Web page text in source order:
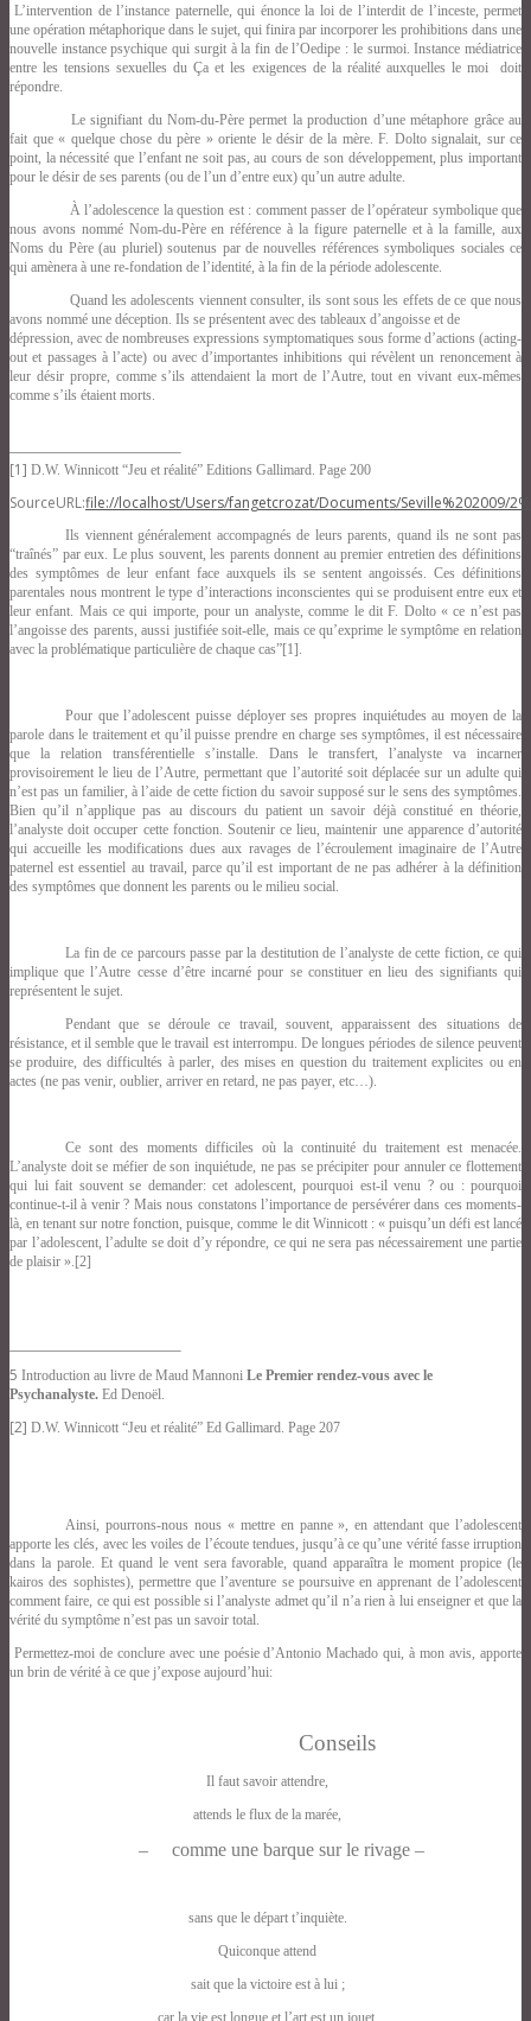
L’intervention de l’instance paternelle, qui énonce la loi de l’interdit de l’inceste, permet
une opération métaphorique dans le sujet, qui finira par incorporer les prohibitions dans une
nouvelle instance psychique qui surgit à la fin de l’Oedipe : le surmoi. Instance médiatrice
entre les tensions sexuelles du Ça et les exigences de la réalité auxquelles le moi doit
répondre.
Le signifiant du Nom-du-Père permet la production d’une métaphore grâce au
fait que « quelque chose du père » oriente le désir de la mère. F. Dolto signalait, sur ce
point, la nécessité que l’enfant ne soit pas, au cours de son développement, plus important
pour le désir de ses parents (ou de l’un d’entre eux) qu’un autre adulte.
À l’adolescence la question est : comment passer de l’opérateur symbolique que
nous avons nommé Nom-du-Père en référence à la figure paternelle et à la famille, aux
Noms du Père (au pluriel) soutenus par de nouvelles références symboliques sociales ce
qui amènera à une re-fondation de l’identité, à la fin de la période adolescente.
Quand les adolescents viennent consulter, ils sont sous les effets de ce que nous
avons nommé une déception. Ils se présentent avec des tableaux d’angoisse et de
dépression, avec de nombreuses expressions symptomatiques sous forme d’actions (acting-
out et passages à l’acte) ou avec d’importantes inhibitions qui révèlent un renoncement à
leur désir propre, comme s’ils attendaient la mort de l’Autre, tout en vivant eux-mêmes
comme s’ils étaient morts.
[1] D.W. Winnicott “Jeu et réalité” Editions Gallimard. Page 200
SourceURL:file://localhost/Users/fangetcrozat/Documents/Seville%202009/
Ils viennent généralement accompagnés de leurs parents, quand ils ne sont pas
“traînés” par eux. Le plus souvent, les parents donnent au premier entretien des définitions
des symptômes de leur enfant face auxquels ils se sentent angoissés. Ces définitions
parentales nous montrent le type d’interactions inconscientes qui se produisent entre eux et
leur enfant. Mais ce qui importe, pour un analyste, comme le dit F. Dolto « ce n’est pas
l’angoisse des parents, aussi justifiée soit-elle, mais ce qu’exprime le symptôme en relation
avec la problématique particulière de chaque cas”[1].
Pour que l’adolescent puisse déployer ses propres inquiétudes au moyen de la
parole dans le traitement et qu’il puisse prendre en charge ses symptômes, il est nécessaire
que la relation transférentielle s’installe. Dans le transfert, l’analyste va incarner
provisoirement le lieu de l’Autre, permettant que l’autorité soit déplacée sur un adulte qui
n’est pas un familier, à l’aide de cette fiction du savoir supposé sur le sens des symptômes.
Bien qu’il n’applique pas au discours du patient un savoir déjà constitué en théorie,
l’analyste doit occuper cette fonction. Soutenir ce lieu, maintenir une apparence d’autorité
qui accueille les modifications dues aux ravagesde l’écroulement imaginaire de l’Autre
paternel est essentiel au travail, parce qu’il est important de ne pas adhérer à la définition
des symptômes que donnent les parents ou le milieu social.
La fin de ce parcours passe par la destitution de l’analyste de cette fiction, ce qui
implique que l’Autre cesse d’être incarné pour se constituer en lieu des signifiants qui
représentent le sujet.
Pendant que se déroule ce travail, souvent, apparaissent des situations de
résistance, et il semble que le travail est interrompu. De longues périodes de silence peuvent
se produire, des difficultés à parler, des mises en question du traitement explicites ou en
actes (ne pas venir, oublier, arriver en retard, ne pas payer, etc…).
Ce sont des moments difficiles où la continuité du traitement est menacée.
L’analyste doit se méfier de son inquiétude, ne pas se précipiter pour annuler ce flottement
qui lui fait souvent se demander: cet adolescent, pourquoi est-il venu ? ou : pourquoi
continue-t-il à venir ? Mais nous constatons l’importance de persévérer dans ces moments-
là, en tenant sur notre fonction, puisque, comme le dit Winnicott : « puisqu’un défi est lancé
par l’adolescent, l’adulte se doit d’y répondre, ce qui ne sera pas nécessairement une partie
de plaisir ».[2]
5 Introduction au livre de Maud Mannoni Le Premier rendez-vous avec le
Psychanalyste. Ed Denoël.
[2] D.W. Winnicott “Jeu et réalité” Ed Gallimard. Page 207
Ainsi, pourrons-nous nous « mettre en panne », en attendant que l’adolescent
apporte les clés, avec les voiles de l’écoute tendues, jusqu’à ce qu’une vérité fasse irruption
dans la parole. Et quand le vent sera favorable, quand apparaîtra le moment propice (le
kairos des sophistes), permettre que l’aventure se poursuive en apprenant de l’adolescent
comment faire, ce qui est possible si l’analyste admet qu’il n’a rien à lui enseigner et que la
vérité du symptôme n’est pas un savoir total.
Permettez-moi de conclure avec une poésie d’Antonio Machado qui, à mon avis, apporte
un brin de vérité à ce que j’expose aujourd’hui:
Conseils
Il faut savoir attendre,
attends le flux de la marée,
– comme une barque sur le rivage –
sans que le départ t’inquiète.
Quiconque attend
sait que la victoire est à lui ;
car la vie est longue et l’art est un jouet.